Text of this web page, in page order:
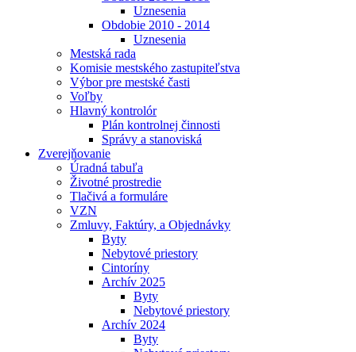
Uznesenia
Obdobie 2010 - 2014
Uznesenia
Mestská rada
Komisie mestského zastupiteľstva
Výbor pre mestské časti
Voľby
Hlavný kontrolór
Plán kontrolnej činnosti
Správy a stanoviská
Zverejňovanie
Úradná tabuľa
Životné prostredie
Tlačivá a formuláre
VZN
Zmluvy, Faktúry, a Objednávky
Byty
Nebytové priestory
Cintoríny
Archív 2025
Byty
Nebytové priestory
Archív 2024
Byty